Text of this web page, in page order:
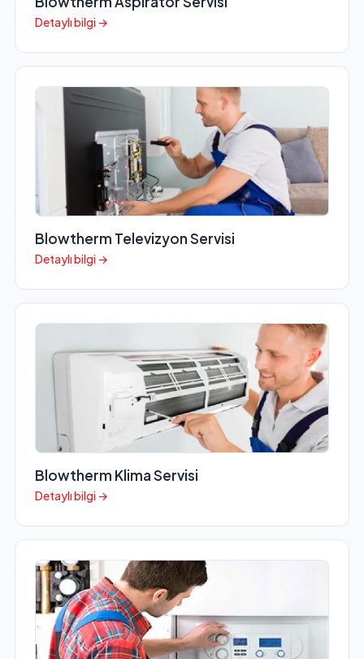
Detaylı bilgi →
Blowtherm Televizyon Servisi
Detaylı bilgi →
Blowtherm Klima Servisi
Detaylı bilgi →